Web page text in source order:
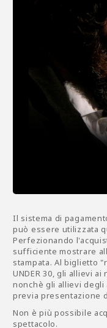
Il sistema di
può essere utilizzata
Perfezionando
sufficiente mostrare
stampata. Al biglietto
UNDER 30, gli allievi
nonchè gli allievi
previa presentazione
Non è più possibile
spettacolo.